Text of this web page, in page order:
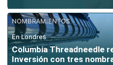
NOMBRAMIENTOS
En Londres
Columbia Threadneedle
Inversión con tres